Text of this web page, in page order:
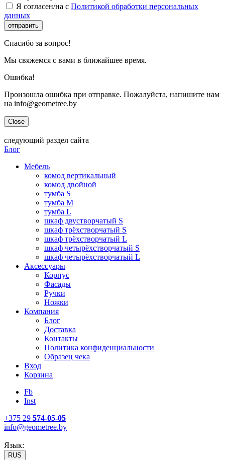
Я согласен/на с Политикой обработки персональных
данных
отправить
Спасибо за вопрос!
Мы свяжемся с вами в ближайшее время.
Ошибка!
Произошла ошибка при отправке. Пожалуйста, напишите нам
на info@geometree.by
Close
следующий раздел сайта
Блог
Мебель
комод вертикальный
комод двойной
тумба S
тумба M
тумба L
шкаф двустворчатый S
шкаф трёхстворчатый S
шкаф трёхстворчатый L
шкаф четырёхстворчатый S
шкаф четырёхстворчатый L
Аксессуары
Корпус
Фасады
Ручки
Ножки
Компания
Блог
Доставка
Контакты
Политика конфиденциальности
Образец чека
Вход
Корзина
Fb
Inst
+375 29 574-05-05
info@geometree.by
Язык:
RUS